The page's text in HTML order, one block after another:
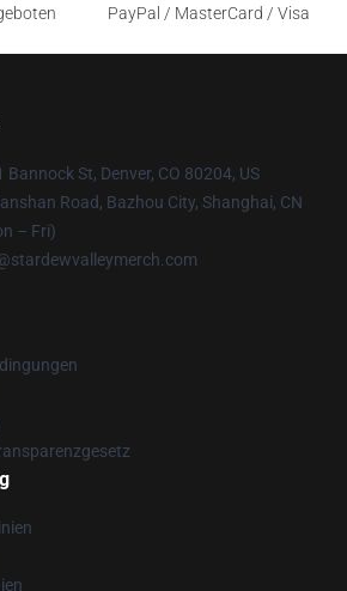
PayPal / MasterCard / Visa
Bannock St, Denver, CO 80204, US
Road, Bazhou City, Shanghai, CN
– Fri)